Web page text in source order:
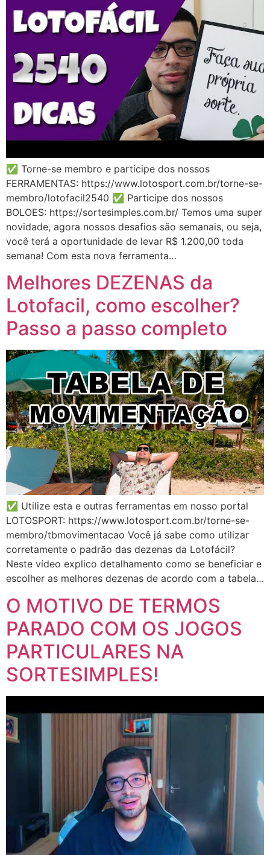
✅ Torne-se membro e participe dos nossos
FERRAMENTAS: https://www.lotosport.com.br/torne-se-
membro/lotofacil2540 ✅ Participe dos nossos
BOLOES: https://sortesimples.com.br/ Temos uma super
novidade, agora nossos desafios são semanais, ou seja,
você terá a oportunidade de levar R$ 1.200,00 toda
semana! Com esta nova ferramenta…
Melhores DEZENAS da
Lotofacil, como escolher?
Passo a passo completo
✅ Utilize esta e outras ferramentas em nosso portal
LOTOSPORT: https://www.lotosport.com.br/torne-se-
membro/tbmovimentacao Você já sabe como utilizar
corretamente o padrão das dezenas da Lotofácil?
Neste vídeo explico detalhamento como se beneficiar e
escolher as melhores dezenas de acordo com a tabela…
O MOTIVO DE TERMOS
PARADO COM OS JOGOS
PARTICULARES NA
SORTESIMPLES!